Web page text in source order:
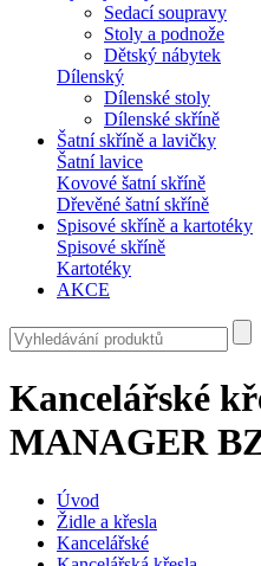
Sedací soupravy
Stoly a podnože
Dětský nábytek
Dílenský
Dílenské stoly
Dílenské skříně
Šatní skříně a lavičky
Šatní lavice
Kovové šatní skříně
Dřevěné šatní skříně
Spisové skříně a kartotéky
Spisové skříně
Kartotéky
AKCE
Kancelářské
MANAGER
Úvod
Židle a křesla
Kancelářské